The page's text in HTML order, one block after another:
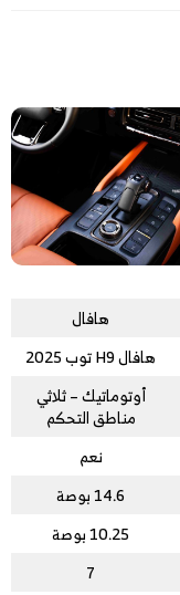
هافال
هافال H9 توب 2025
أوتوماتيك – ثلاثي
مناطق التحكم
نعم
14.6 بوصة
10.25 بوصة
7